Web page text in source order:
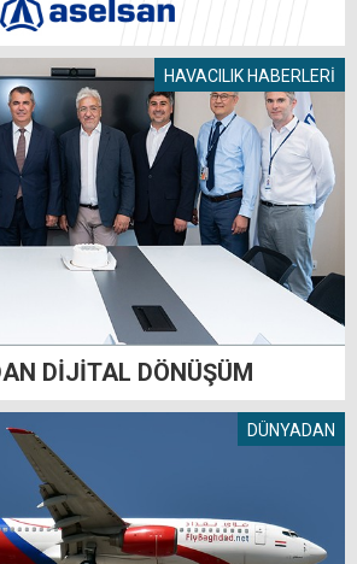
HAVACILIK HABERLERİ
DİJİTAL DÖNÜŞÜM
DÜNYADAN